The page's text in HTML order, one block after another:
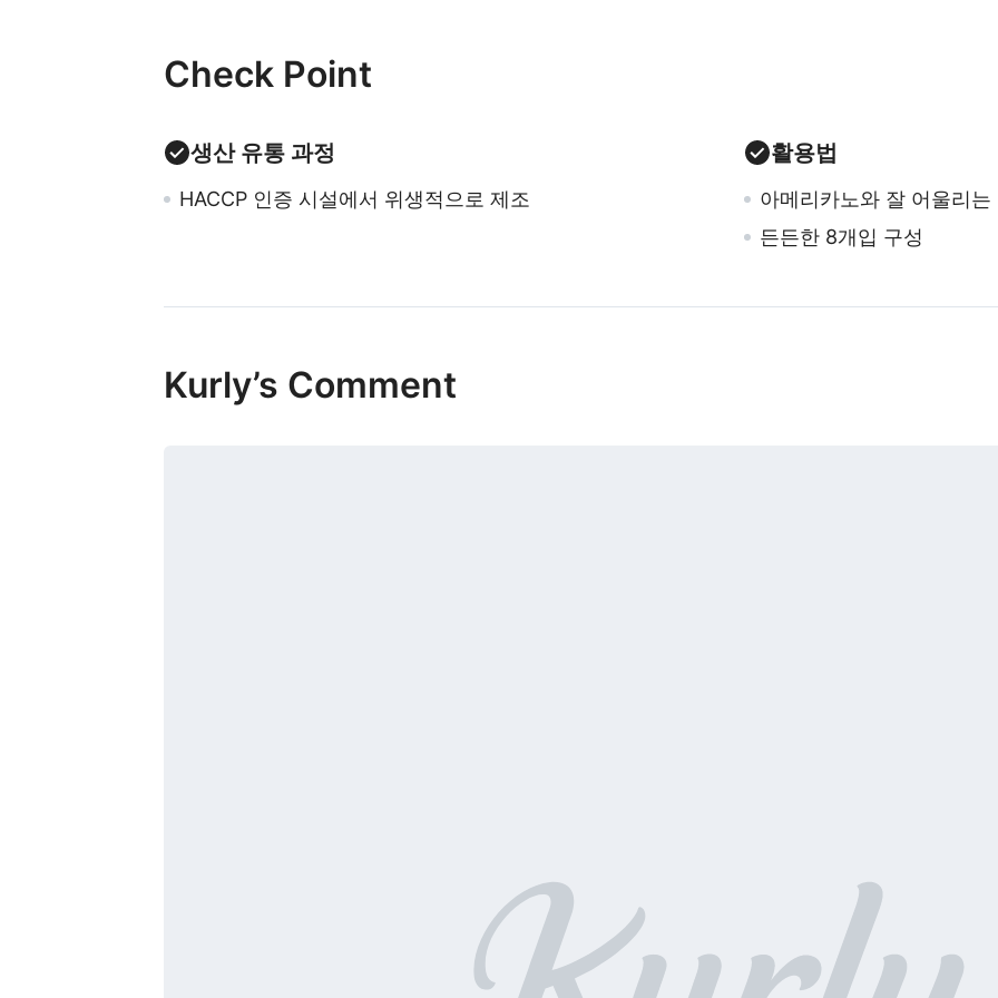
Check Point
생산 유통 과정
HACCP 인증 시설에서 위생적으로 제조
활용법
아메리카노와 잘 어울리는
든든한 8개입 구성
Kurly’s Comment